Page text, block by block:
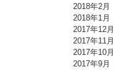
2018年2月
2018年1月
2017年12月
2017年11月
2017年10月
2017年9月